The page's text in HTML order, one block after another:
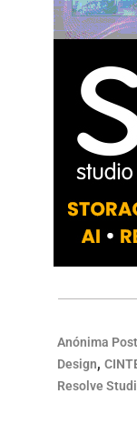
Anónima Post
Design,
Resolve